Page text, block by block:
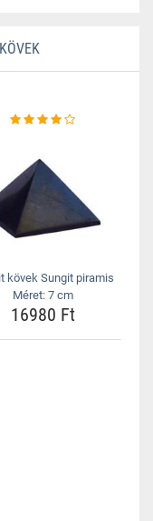
kövek Sungit piramis
Méret: 7 cm
16980 Ft